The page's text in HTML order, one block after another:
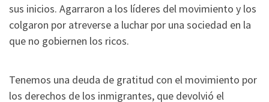
sus inicios. Agarraron a los líderes del movimiento y los
colgaron por atreverse a luchar por una sociedad en la
que no gobiernen los ricos.
Tenemos una deuda de gratitud con el movimiento por
los derechos de los inmigrantes, que devolvió el